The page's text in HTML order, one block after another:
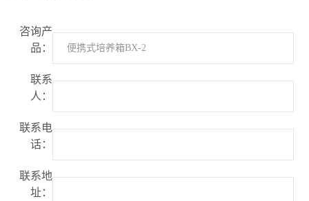
咨询产
品：
联系
人：
联系电
话：
联系地
址：